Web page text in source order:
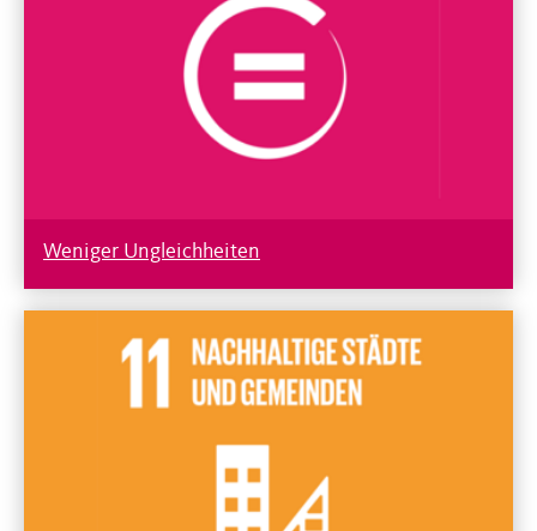
Weniger Ungleichheiten